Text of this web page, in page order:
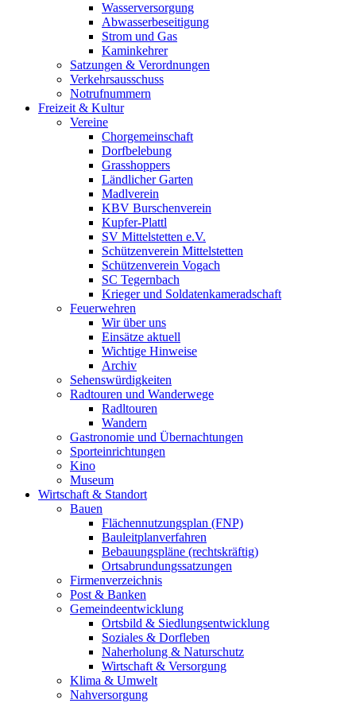
Wasserversorgung
Abwasserbeseitigung
Strom und Gas
Kaminkehrer
Satzungen & Verordnungen
Verkehrsausschuss
Notrufnummern
Freizeit & Kultur
Vereine
Chorgemeinschaft
Dorfbelebung
Grasshoppers
Ländlicher Garten
Madlverein
KBV Burschenverein
Kupfer-Plattl
SV Mittelstetten e.V.
Schützenverein Mittelstetten
Schützenverein Vogach
SC Tegernbach
Krieger und Soldatenkameradschaft
Feuerwehren
Wir über uns
Einsätze aktuell
Wichtige Hinweise
Archiv
Sehenswürdigkeiten
Radtouren und Wanderwege
Radltouren
Wandern
Gastronomie und Übernachtungen
Sporteinrichtungen
Kino
Museum
Wirtschaft & Standort
Bauen
Flächennutzungsplan (FNP)
Bauleitplanverfahren
Bebauungspläne (rechtskräftig)
Ortsabrundungssatzungen
Firmenverzeichnis
Post & Banken
Gemeindeentwicklung
Ortsbild & Siedlungsentwicklung
Soziales & Dorfleben
Naherholung & Naturschutz
Wirtschaft & Versorgung
Klima & Umwelt
Nahversorgung